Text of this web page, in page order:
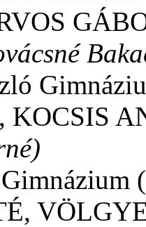
KOCSIS